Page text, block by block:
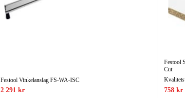
Festool Vinkelanslag FS-WA-ISC
2 291 kr
Festool
Cut
758 kr